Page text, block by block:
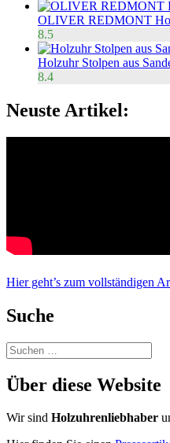
OLIVER REDMONT
8.5
Holzuhr Stolpen aus
8.4
Neuste Artikel:
Hier geht’s zum vollständigen
Suche
Suchen
nach:
Über diese Website
Wir sind Holzuhrenliebhaber